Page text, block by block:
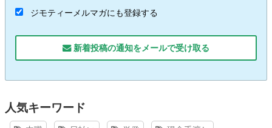
ジモティーメルマガにも登録する
新着投稿の通知をメールで受け取る
人気キーワード